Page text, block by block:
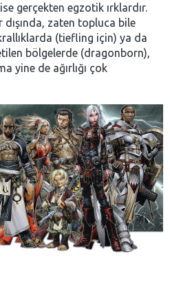
gerçekten egzotik ırklardır.
zaten topluca bile
(tiefling için) ya da
bölgelerde (dragonborn),
yine de ağırlığı çok